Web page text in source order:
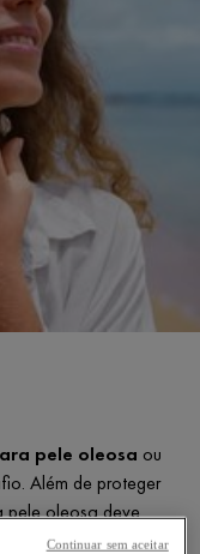
pele oleosa ou
Além de proteger
pele oleosa deve
poros e evitar o
Continuar sem aceitar